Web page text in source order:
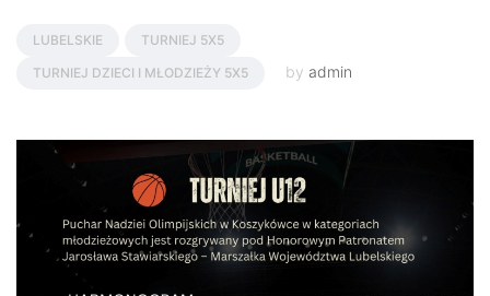
LUBELSKIE
TURNIEJ 5X5
TURNIEJ DZIECI I MŁODZIEŻY 5X5
by admin